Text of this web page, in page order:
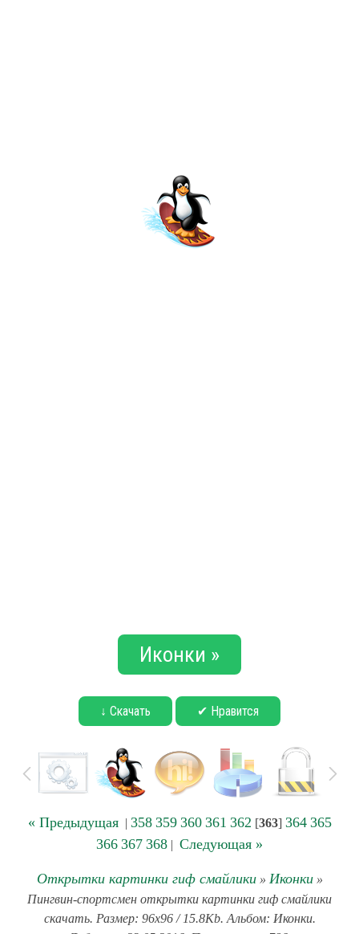
Иконки »
↓ Скачать ✔ Нравится
« Предыдущая| 358 359 360 361 362 [363] 364 365
366 367 368 | Следующая »
Открытки картинки гиф смайлики» Иконки»
Пингвин-спортсмен открытки картинки гиф смайлики
скачать. Размер: 96x96 / 15.8Kb. Альбом: Иконки.